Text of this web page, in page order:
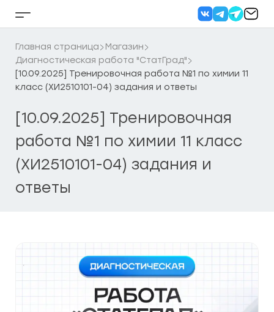
Кнопка
бокового
меню
Главная страница
Магазин
Диагностическая работа "СтатГрад"
[10.09.2025] Тренировочная работа №1 по химии 11
класс (ХИ2510101-04) задания и ответы
[10.09.2025] Тренировочная
работа №1 по химии 11 класс
(ХИ2510101-04) задания и
ответы